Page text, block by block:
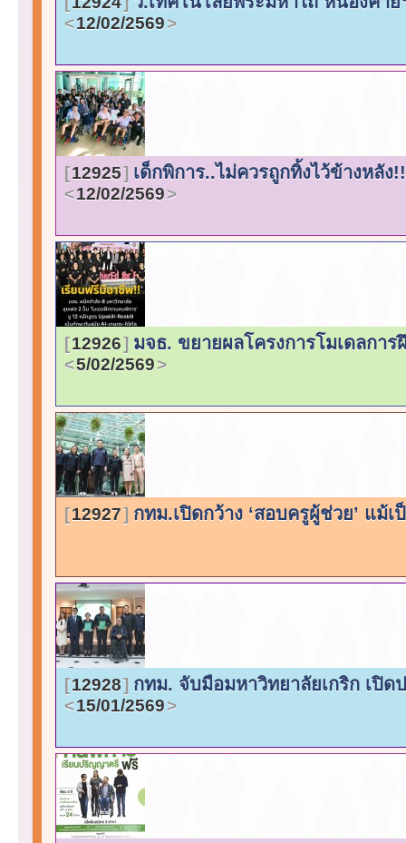
12/02/2569
12925 เด็กพิการ..ไม่ควรถูกทิ้งไว้ข้างหลั
12/02/2569
12926 มจธ. ขยายผลโครงการโมเดลกา
5/02/2569
12927 กทม.เปิดกว้าง ‘สอบครูผู้ช่วย’ แม้
12928 กทม. จับมือมหาวิทยาลัยเกริก เปิ
15/01/2569